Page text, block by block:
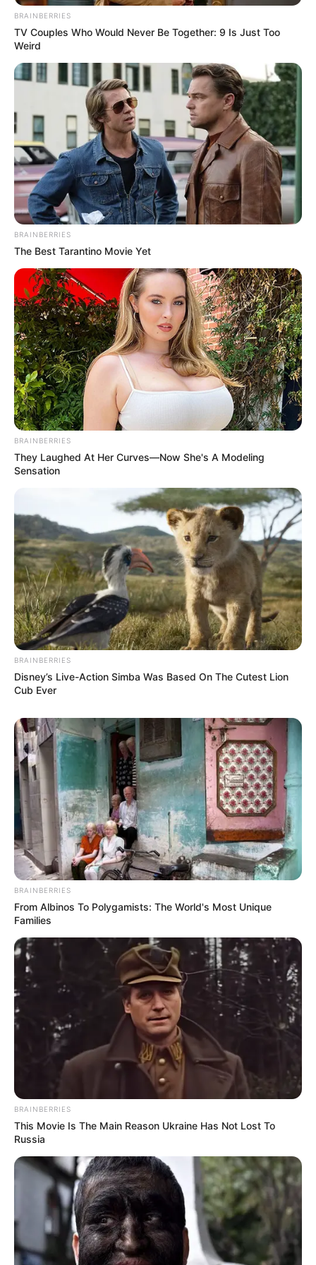
The Most Surprising Things About FIFA World Cup
2026
BRAINBERRIES
6 Best '90s Action Movies To Watch Today
BRAINBERRIES
Sensual Dance Scenes We Saw In Movies
BRAINBERRIES
The Instagram Model Who Spent A Fortune To Look
Like Barbie
BRAINBERRIES
10 World Cup 2026 Facts Every Football Fan Should
Know
BRAINBERRIES
BRAINBERRIES
TV Couples Who Would Never Be Together: 9 Is Just Too
Weird
BRAINBERRIES
The Best Tarantino Movie Yet
BRAINBERRIES
They Laughed At Her Curves—Now She's A Modeling
Sensation
BRAINBERRIES
Disney’s Live-Action Simba Was Based On The Cutest Lion
Cub Ever
BRAINBERRIES
From Albinos To Polygamists: The World's Most Unique
Families
BRAINBERRIES
This Movie Is The Main Reason Ukraine Has Not Lost To
Russia